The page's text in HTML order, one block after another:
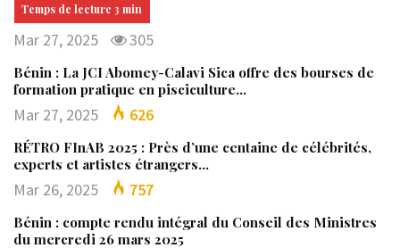
Mar 27, 2025 305
Bénin : La JCI Abomey-Calavi Sica offre des bourses de
formation pratique en pisciculture…
Mar 27, 2025 626
RÉTRO FInAB 2025 : Près d’une centaine de célébrités,
experts et artistes étrangers…
Mar 26, 2025 757
Bénin : compte rendu intégral du Conseil des Ministres
du mercredi 26 mars 2025